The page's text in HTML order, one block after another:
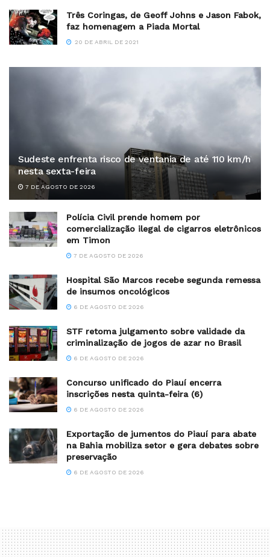
Três Coringas, de Geoff Johns e Jason Fabok,
faz homenagem a Piada Mortal
20 DE ABRIL DE 2021
Sudeste enfrenta risco de ventania de até 110 km/h
nesta sexta-feira
7 DE AGOSTO DE 2026
Polícia Civil prende homem por
comercialização ilegal de cigarros eletrônicos
em Timon
7 DE AGOSTO DE 2026
Hospital São Marcos recebe segunda remessa
de insumos oncológicos
6 DE AGOSTO DE 2026
STF retoma julgamento sobre validade da
criminalização de jogos de azar no Brasil
6 DE AGOSTO DE 2026
Concurso unificado do Piauí encerra
inscrições nesta quinta-feira (6)
6 DE AGOSTO DE 2026
Exportação de jumentos do Piauí para abate
na Bahia mobiliza setor e gera debates sobre
preservação
6 DE AGOSTO DE 2026